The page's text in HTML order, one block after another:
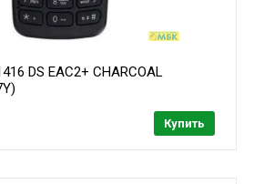
DS EAC2+ CHARCOAL
Купить